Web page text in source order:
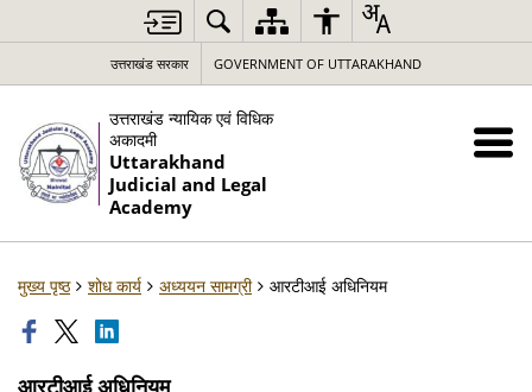
उत्तराखंड सरकार GOVERNMENT OF UTTARAKHAND
उत्तराखंड न्यायिक एवं विधिक
अकादमी
Uttarakhand
Judicial and Legal
Academy
मुख्य पृष्ठ शोध कार्य अध्ययन सामग्री आरटीआई अधिनियम
आरटीआई अधिनियम